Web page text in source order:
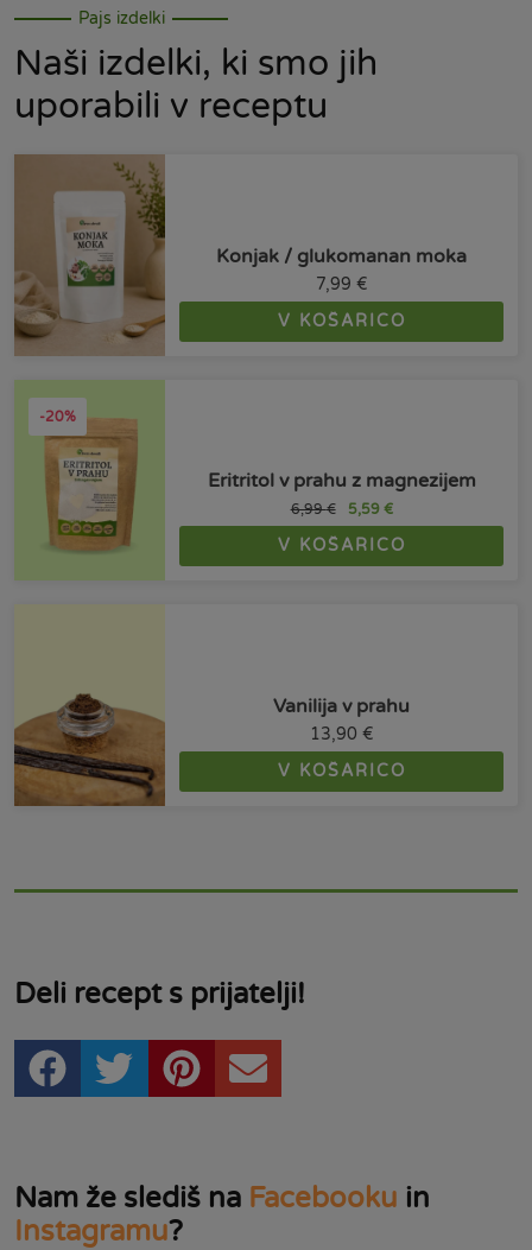
Pajs izdelki
Naši izdelki, ki smo jih
uporabili v receptu
Konjak / glukomanan moka
7,99 €
V KOŠARICO
-20%
Eritritol v prahu z magnezijem
6,99€ 5,59 €
V KOŠARICO
Vanilija v prahu
13,90 €
V KOŠARICO
Deli recept s prijatelji!
Nam že slediš na Facebooku in
Instagramu?